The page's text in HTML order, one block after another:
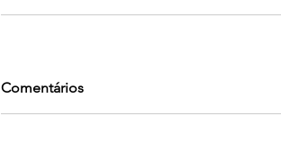
Comentários